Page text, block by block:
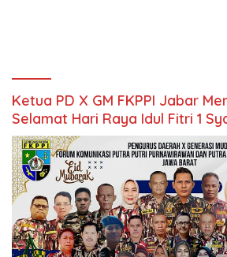
Ketua PD X GM FKPPI Jabar
Selamat Hari Raya Idul Fitri 1